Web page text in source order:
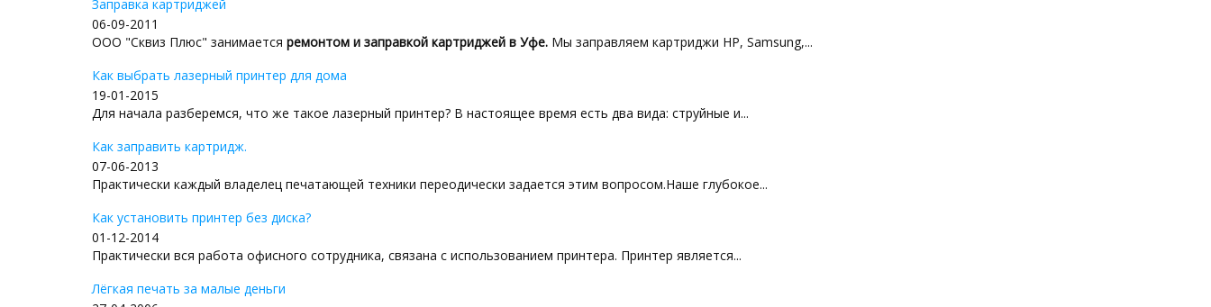
Заправка картриджей
06-09-2011
ООО "Сквиз Плюс" занимается ремонтом и заправкой картриджей в Уфе. Мы заправляем картриджи HP, Samsung,...
Как выбрать лазерный принтер для дома
19-01-2015
Для начала разберемся, что же такое лазерный принтер? В настоящее время есть два вида: струйные и...
Как заправить картридж.
07-06-2013
Практически каждый владелец печатающей техники переодически задается этим вопросом.Наше глубокое...
Как установить принтер без диска?
01-12-2014
Практически вся работа офисного сотрудника, связана с использованием принтера. Принтер является...
Лёгкая печать за малые деньги